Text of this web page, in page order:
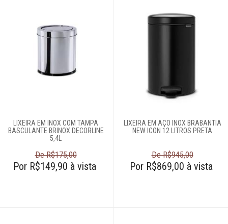
996588122
LIXEIRA EM INOX COM TAMPA
BASCULANTE BRINOX DECORLINE
5,4L
De R$175,00
Por R$149,90 à vista
LIXEIRA EM AÇO INOX BRABANTIA
NEW ICON 12 LITROS PRETA
De R$945,00
Por R$869,00 à vista